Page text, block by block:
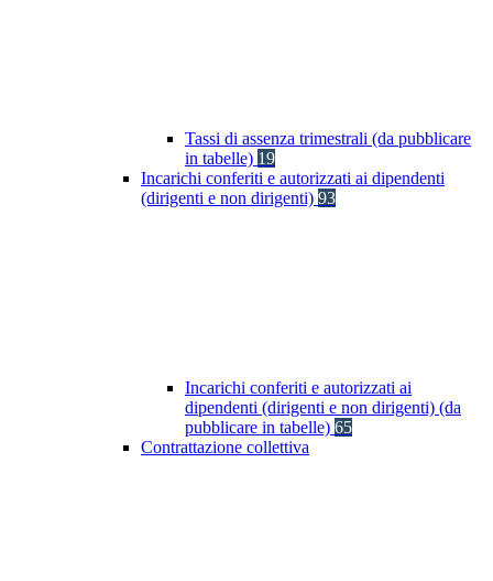
Tassi di assenza trimestrali (da pubblicare
in tabelle) 19
Incarichi conferiti e autorizzati ai dipendenti
(dirigenti e non dirigenti) 93
Incarichi conferiti e autorizzati ai
dipendenti (dirigenti e non dirigenti) (da
pubblicare in tabelle) 65
Contrattazione collettiva